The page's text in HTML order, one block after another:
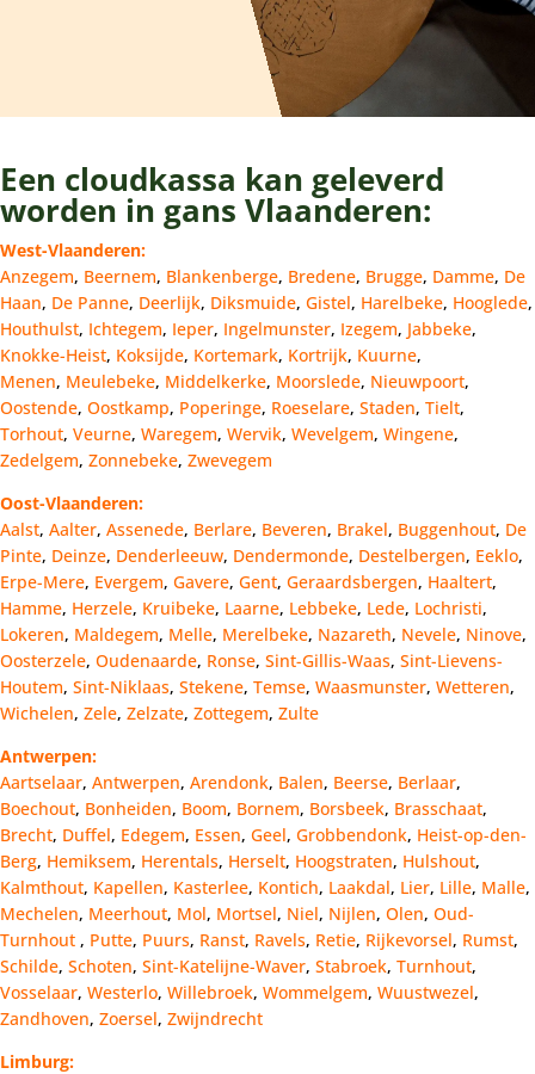
Een cloudkassa kan geleverd
worden in gans Vlaanderen:
West-Vlaanderen:
Anzegem, Beernem, Blankenberge, Bredene, Brugge, Damme, De
Haan, De Panne, Deerlijk, Diksmuide, Gistel, Harelbeke, Hooglede,
Houthulst, Ichtegem, Ieper, Ingelmunster, Izegem, Jabbeke,
Knokke-Heist, Koksijde, Kortemark, Kortrijk, Kuurne,
Menen, Meulebeke, Middelkerke, Moorslede, Nieuwpoort,
Oostende, Oostkamp, Poperinge, Roeselare, Staden, Tielt,
Torhout, Veurne, Waregem, Wervik, Wevelgem, Wingene,
Zedelgem, Zonnebeke, Zwevegem
Oost-Vlaanderen:
Aalst, Aalter, Assenede, Berlare, Beveren, Brakel, Buggenhout, De
Pinte, Deinze, Denderleeuw, Dendermonde, Destelbergen, Eeklo,
Erpe-Mere, Evergem, Gavere, Gent, Geraardsbergen, Haaltert,
Hamme, Herzele, Kruibeke, Laarne, Lebbeke, Lede, Lochristi,
Lokeren, Maldegem, Melle, Merelbeke, Nazareth, Nevele, Ninove,
Oosterzele, Oudenaarde, Ronse, Sint-Gillis-Waas, Sint-Lievens-
Houtem, Sint-Niklaas, Stekene, Temse, Waasmunster, Wetteren,
Wichelen, Zele, Zelzate, Zottegem, Zulte
Antwerpen:
Aartselaar, Antwerpen, Arendonk, Balen, Beerse, Berlaar,
Boechout, Bonheiden, Boom, Bornem, Borsbeek, Brasschaat,
Brecht, Duffel, Edegem, Essen, Geel, Grobbendonk, Heist-op-den-
Berg, Hemiksem, Herentals, Herselt, Hoogstraten, Hulshout,
Kalmthout, Kapellen, Kasterlee, Kontich, Laakdal, Lier, Lille, Malle,
Mechelen, Meerhout, Mol, Mortsel, Niel, Nijlen, Olen, Oud-
Turnhout , Putte, Puurs, Ranst, Ravels, Retie, Rijkevorsel, Rumst,
Schilde, Schoten, Sint-Katelijne-Waver, Stabroek, Turnhout,
Vosselaar, Westerlo, Willebroek, Wommelgem, Wuustwezel,
Zandhoven, Zoersel, Zwijndrecht
Limburg: